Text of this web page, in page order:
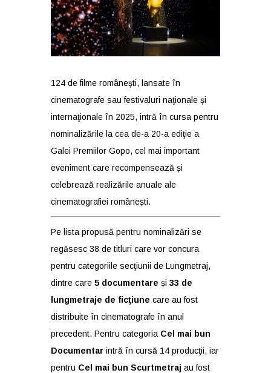
124 de filme românești, lansate în
cinematografe sau festivaluri naţionale și
internaţionale în 2025, intră în cursa pentru
nominalizările la cea de-a 20-a ediţie a
Galei Premiilor Gopo, cel mai important
eveniment care recompensează și
celebrează realizările anuale ale
cinematografiei românești.
Pe lista propusă pentru nominalizări se
regăsesc 38 de titluri care vor concura
pentru categoriile secţiunii de Lungmetraj,
dintre care 5 documentare și 33 de
lungmetraje de ficţiune care au fost
distribuite în cinematografe în anul
precedent. Pentru categoria Cel mai bun
Documentar intră în cursă 14 producţii, iar
pentru Cel mai bun Scurtmetraj au fost